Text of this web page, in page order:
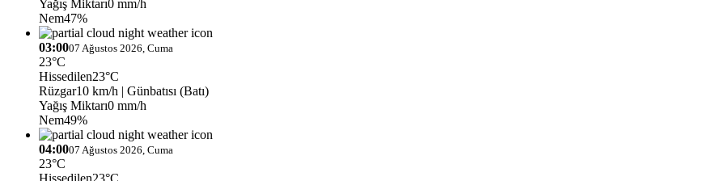
Yağış Miktarı0 mm/h
Nem47%
03:0007 Ağustos 2026, Cuma
23°C
Hissedilen23°C
Rüzgar10 km/h | Günbatısı (Batı)
Yağış Miktarı0 mm/h
Nem49%
04:0007 Ağustos 2026, Cuma
23°C
Hissedilen23°C